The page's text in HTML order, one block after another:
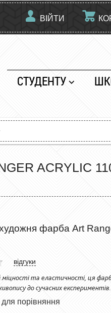
ВІЙТИ
СТУДЕНТУ
ACRYLIC
фарба Art
відгуки
міцності та еластичності, ця
до сучасних експериментів.
для порівняння